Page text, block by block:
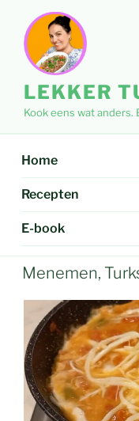
inhoud
LEKKER
Kook eens wat anders.
Home
Recepten
E-book
Menemen,